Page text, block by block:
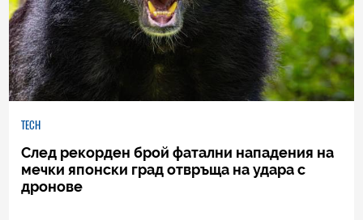
TECH
След рекорден брой фатални нападения на
мечки японски град отвръща на удара с
дронове